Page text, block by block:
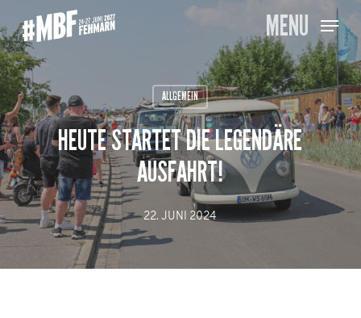
to
main
content
MENU
ALLGEMEIN
HEUTE STARTET DIE LEGENDÄRE
AUSFAHRT!
22. JUNI 2024